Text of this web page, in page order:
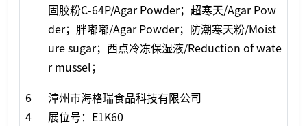
固胶粉C-64P/Agar Powder；超寒天/Agar Pow
der；胖嘟嘟/Agar Powder；防潮寒天粉/Moist
ure sugar；西点冷冻保湿液/Reduction of wate
r mussel；
6
4
漳州市海格瑞食品科技有限公司
展位号：E1K60